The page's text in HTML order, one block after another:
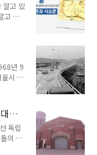
. 1957
재 홍
년 지
재
알고 있
고 계
문이
한 것
으로
길 투
같이
이 문
라고
년 9
시 중
폭
르는'
민국
교통
통하
여대
해
독립
의 굳
1907